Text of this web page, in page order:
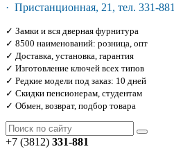
· Пристанционная, 21, тел. 331-881
✓ Замки и вся дверная фурнитура
✓ 8500 наименований: розница, опт
✓ Доставка, установка, гарантия
✓ Изготовление ключей всех типов
✓ Редкие модели под заказ: 10 дней
✓ Скидки пенсионерам, студентам
✓ Обмен, возврат, подбор товара
+7 (3812) 331-881